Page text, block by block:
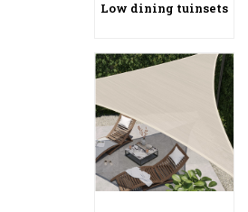
Low dining tuinsets